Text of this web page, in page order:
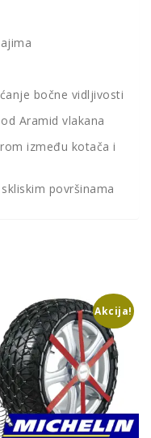
bočne vidljivosti
Aramid vlakana
između kotača i
površinama
Akcija!